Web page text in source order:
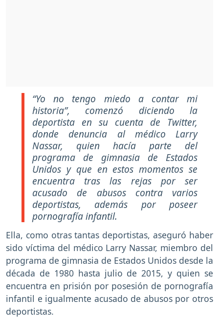
“Yo no tengo miedo a contar mi
historia”, comenzó diciendo la
deportista en su cuenta de Twitter,
donde denuncia al médico Larry
Nassar, quien hacía parte del
programa de gimnasia de Estados
Unidos y que en estos momentos se
encuentra tras las rejas por ser
acusado de abusos contra varios
deportistas, además por poseer
pornografía infantil.
Ella, como otras tantas deportistas, aseguró haber
sido víctima del médico Larry Nassar, miembro del
programa de gimnasia de Estados Unidos desde la
década de 1980 hasta julio de 2015, y quien se
encuentra en prisión por posesión de pornografía
infantil e igualmente acusado de abusos por otros
deportistas.